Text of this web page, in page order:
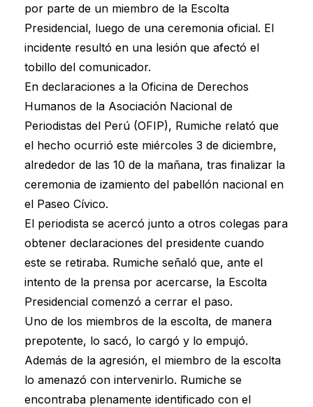
por parte de un miembro de la Escolta
Presidencial, luego de una ceremonia oficial. El
incidente resultó en una lesión que afectó el
tobillo del comunicador.
En declaraciones a la Oficina de Derechos
Humanos de la Asociación Nacional de
Periodistas del Perú (OFIP), Rumiche relató que
el hecho ocurrió este miércoles 3 de diciembre,
alrededor de las 10 de la mañana, tras finalizar la
ceremonia de izamiento del pabellón nacional en
el Paseo Cívico.
El periodista se acercó junto a otros colegas para
obtener declaraciones del presidente cuando
este se retiraba. Rumiche señaló que, ante el
intento de la prensa por acercarse, la Escolta
Presidencial comenzó a cerrar el paso.
Uno de los miembros de la escolta, de manera
prepotente, lo sacó, lo cargó y lo empujó.
Además de la agresión, el miembro de la escolta
lo amenazó con intervenirlo. Rumiche se
encontraba plenamente identificado con el